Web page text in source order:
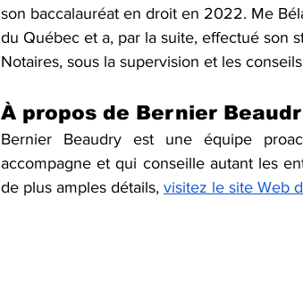
son baccalauréat en droit en 2022. Me
du Québec et a, par la suite, effectué son
Notaires, sous la supervision et les
À propos de Bernier
Bernier Beaudry est une équipe
accompagne et qui conseille autant les
de plus amples détails, visitez le site Web